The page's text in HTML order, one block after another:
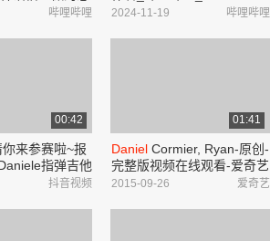
外网玩家的评
哔哩哔哩 哔哩哔哩
2024-11-19
00:42
来参赛啦~报
指弹吉他
#吉他 #学吉
抖音视频
01:41
Daniel Cormier, Ryan-原创-
完整版视频在线观看-爱奇艺
爱奇艺
2015-09-26